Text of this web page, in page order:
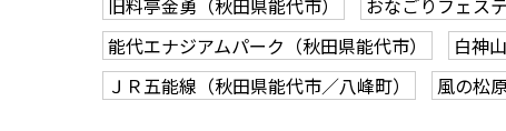
旧料亭金勇（秋田県能代市）
おなごりフェス
能代エナジアムパーク（秋田県能代市）
白神
ＪＲ五能線（秋田県能代市／八峰町）
風の松